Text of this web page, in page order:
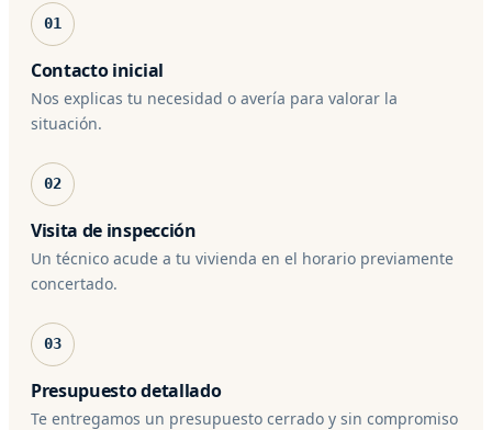
01
Contacto inicial
Nos explicas tu necesidad o avería para valorar la
situación.
02
Visita de inspección
Un técnico acude a tu vivienda en el horario previamente
concertado.
03
Presupuesto detallado
Te entregamos un presupuesto cerrado y sin compromiso